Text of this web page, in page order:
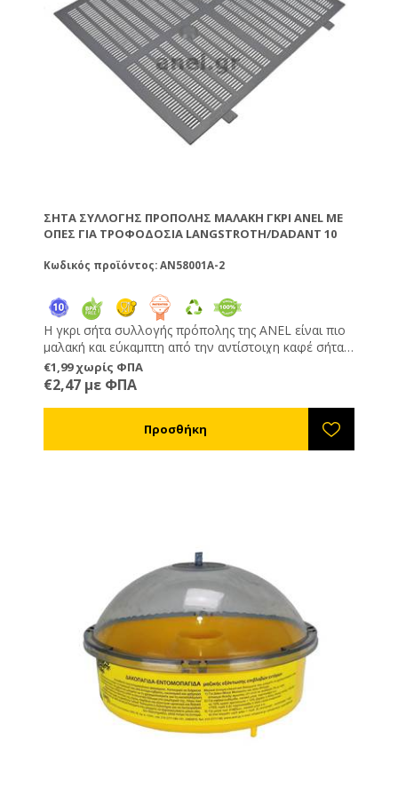
ΣΉΤΑ ΣΥΛΛΟΓΉΣ ΠΡΌΠΟΛΗΣ ΜΑΛΑΚΉ ΓΚΡΙ ANEL ΜΕ
ΟΠΈΣ ΓΙΑ ΤΡΟΦΟΔΟΣΊΑ LANGSTROTH/DADANT 10
Κωδικός προϊόντος: AN58001A-2
Η γκρι σήτα συλλογής πρόπολης της ANEL είναι πιο
μαλακή και εύκαμπτη από την αντίστοιχη καφέ σήτα.
Ως αποτέλεσμα η πρόπολη αποσπάται πολύ εύκολα
ακόμα και με το χέρι και δεν χρειάζεται κατάψυξη. Η
ιδανική θερμοκρασία απόσπασης ειναι 17-20°C.
όντας πιο μαλακή αν σκληρύνει στην κατάψυξη και
πιεστεί μπορεί να σπάσει.
κέντρο της σήτας ψηλά ώστε να μη λυγίζει από το
βάρος στο κέντρο. Έτσι οι μέλλισες μπορούν να
γεμίσουν όλη την σήτα ομοιόμορφα.
Η πρόπολη είναι ένα ανερχόμενο προϊόν με πολύ
καλή τιμή το οποίο μπορεί να συνεισφέρει στο
εισόδημά σας χωρίς να απαιτείται ιδιαίτερος κόπος ή
χρόνος. Οι σίτες συλλογής πρόπολης τοποθετούνται
πάνω στο τελευταίο πάτωμα και κάτω από το καπάκι.
Θα πρέπει να υπάρχει κενό πάνω από τη σήτα
συλλογής πρόπολης για να δημιουργείται ρεύμα
αέρα, το οποίο οι μέλισσες προσπαθούν να
σταματήσουν βάζοντας πρόπολη στη σίτα. Για να
€1,99 χωρίς ΦΠΑ
€2,47 με ΦΠΑ